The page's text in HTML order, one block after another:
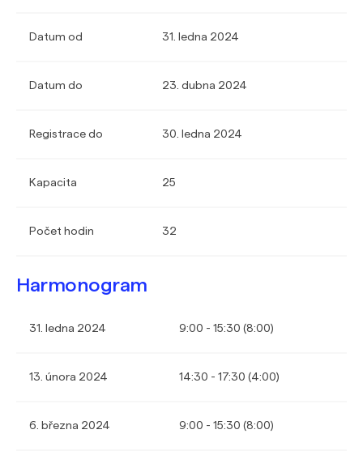
Datum od 31. ledna 2024
Datum do 23. dubna 2024
Registrace do 30. ledna 2024
Kapacita 25
Počet hodin 32
Harmonogram
31. ledna 2024 9:00 - 15:30 (8:00)
13. února 2024 14:30 - 17:30 (4:00)
6. března 2024 9:00 - 15:30 (8:00)